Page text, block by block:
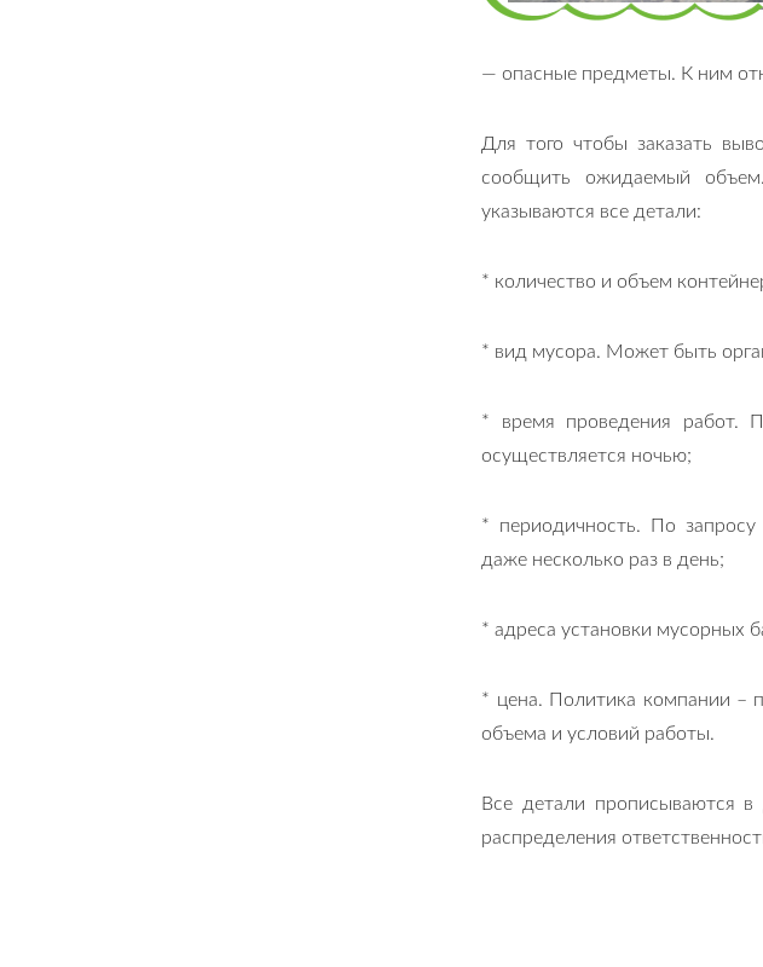
— опасные предметы. К ним
Для того чтобы заказать
сообщить ожидаемый
указываются все детали:
* количество и объем
* вид мусора. Может быть
* время проведения работ.
осуществляется ночью;
* периодичность. По
даже несколько раз в день;
* адреса установки мусорных
* цена. Политика компании –
объема и условий работы.
Все детали прописываются в
распределения